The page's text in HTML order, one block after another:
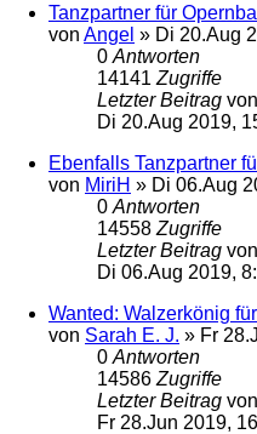
Tanzpartner für
von Angel » Di 20.Aug
0 Antworten
14141 Zugriffe
Letzter Beitrag von
Di 20.Aug 2019,
Ebenfalls Tanzpartner
von MiriH » Di 06.Aug
0 Antworten
14558 Zugriffe
Letzter Beitrag von
Di 06.Aug 2019,
Wanted: Walzerkönig
von Sarah E. J. » Fr
0 Antworten
14586 Zugriffe
Letzter Beitrag von
Fr 28.Jun 2019,